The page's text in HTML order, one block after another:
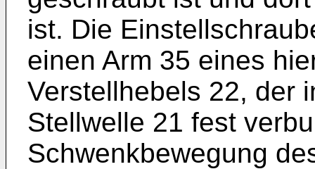
ist. Die
einen Arm 35 eines
Verstellhebels 22, der
Stellwelle 21 fest
Schwenkbewegung